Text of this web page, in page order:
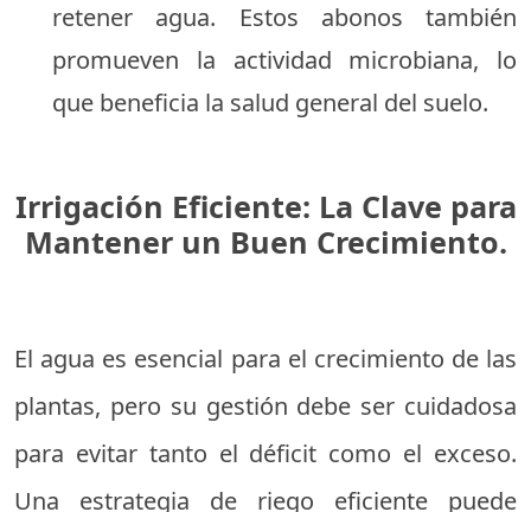
retener agua. Estos abonos también
promueven la actividad microbiana, lo
que beneficia la salud general del suelo.
Irrigación Eficiente: La Clave para
Mantener un Buen Crecimiento.
El agua es esencial para el crecimiento de las
plantas, pero su gestión debe ser cuidadosa
para evitar tanto el déficit como el exceso.
Una estrategia de riego eficiente puede